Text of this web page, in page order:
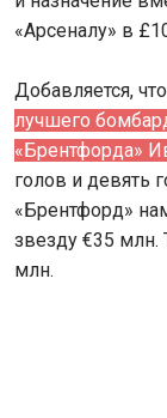
«Арсеналу» в
Добавляется, что
лучшего
«Брентфорда»
голов и девять
«Брентфорд»
звезду €35 млн.
млн.